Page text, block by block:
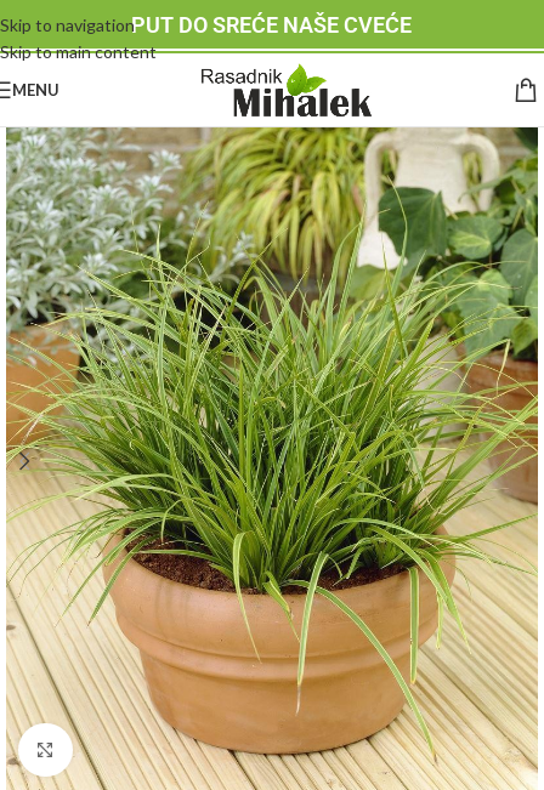
Skip to navigation
Skip to main content
PUT DO SREĆE NAŠE CVEĆE
MENU
Klknite da uvećate